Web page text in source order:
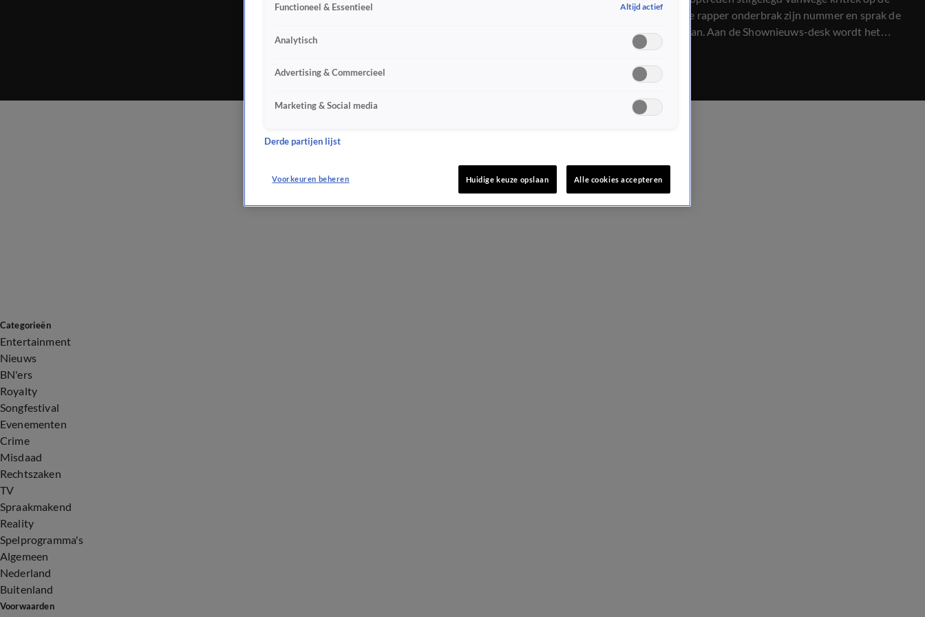
lichtshow. De rapper onderbrak zijn nummer en sprak de
crew direct aan. Aan de Shownieuws-desk wordt het
opvallende moment besproken.
Categorieën
Entertainment
Nieuws
BN'ers
Royalty
Songfestival
Evenementen
Crime
Misdaad
Rechtszaken
TV
Spraakmakend
Reality
Spelprogramma's
Algemeen
Nederland
Buitenland
Voorwaarden
Functioneel & Essentieel Altijd actief
Analytisch
Advertising & Commercieel
Marketing & Social media
Derde partijen lijst
Voorkeuren beheren Huidige keuze opslaan Alle cookies accepteren